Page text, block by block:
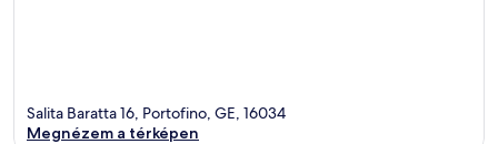
Salita Baratta 16, Portofino, GE, 16034
Megnézem a térképen